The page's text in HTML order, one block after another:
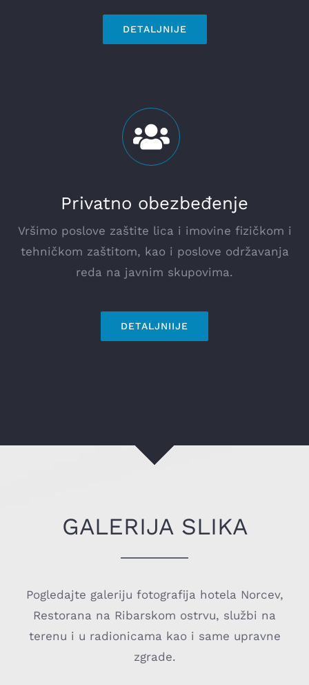
DETALJNIJE
Privatno obezbeđenje
Vršimo poslove zaštite lica i imovine fizičkom i
tehničkom zaštitom, kao i poslove održavanja
reda na javnim skupovima.
DETALJNIIJE
GALERIJA SLIKA
Pogledajte galeriju fotografija hotela Norcev,
Restorana na Ribarskom ostrvu, službi na
terenu i u radionicama kao i same upravne
zgrade.